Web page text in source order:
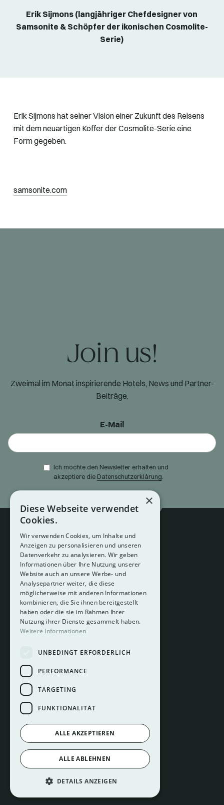
Erik Sijmons (langjähriger Chefdesigner von
Samsonite & Schöpfer der ikonischen Cosmolite-
Serie)
Erik Sijmons hat seiner Vision einer Zukunft des Reisens
mit dem neuartigen Koffer der Cosmolite-Serie eine
Form gegeben.
samsonite.com
Join us!
Zweimal im Monat inspirierende Hotels, News und Partner-
Beiträge.
E-Mail
Ich möchte den Newsletter erhalten und
akzeptiere die Datenschutzerklärung
About
Hotelberatung
Mediadaten
Instagram
LinkedIn
Impressum
Datenschutz
×
Diese Webseite verwendet
Cookies.
Wir verwenden Cookies, um Inhalte und
Anzeigen zu personalisieren und unseren
Datenverkehr zu analysieren. Wir geben
Informationen über Ihre Nutzung unserer
Website auch an unsere Werbe- und
Analysepartner weiter, die diese
möglicherweise mit anderen Informationen
kombinieren, die Sie ihnen bereitgestellt
haben oder die sie im Rahmen Ihrer
Nutzung ihrer Dienste gesammelt haben.
Weitere Informationen
UNBEDINGT ERFORDERLICH
PERFORMANCE
TARGETING
FUNKTIONALITÄT
ALLE AKZEPTIEREN
ALLE ABLEHNEN
DETAILS ANZEIGEN